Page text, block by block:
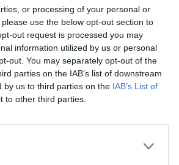
or processing of your personal or
use the below opt-out section to
out request is processed you may
information utilized by us or personal
out. You may separately opt-out of the
parties on the IAB’s list of downstream
by us to third parties on the IAB’s List of
to other third parties.
v rukách
TIEŽ HODIŤ